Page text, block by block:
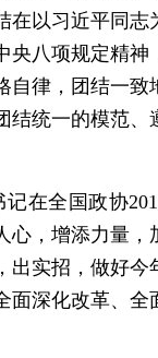
在以习近平同志
央八项规定精神
自律，团结一致
结统一的模范、
在全国政协
心，增添力量，
出实招，做好今
面深化改革、全